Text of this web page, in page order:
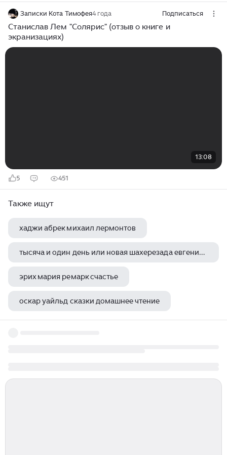
Записки Кота Тимофея4 года Подписаться
Станислав Лем "Солярис" (отзыв о книге и
экранизациях)
13:08
5 451
Также ищут
хаджи абрек михаил лермонтов
тысяча и один день или новая шахерезада евгений петров книга
эрих мария ремарк счастье
оскар уайльд сказки домашнее чтение